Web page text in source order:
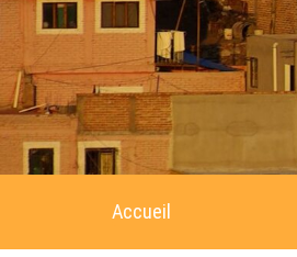
Accueil